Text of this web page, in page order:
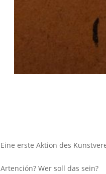
Eine erste Aktion des
Artención? Wer soll das sein?